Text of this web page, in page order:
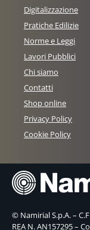
Digitalizzazione
Pratiche Edilizie
Norme e Leggi
Lavori Pubblici
Chi siamo
Contatti
Shop online
Privacy Policy
Cookie Policy
© Namirial S.p.A. –
REA N. AN157295 –